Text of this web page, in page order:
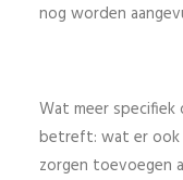
nog worden
Wat meer specifiek
betreft: wat er ook
zorgen toevoegen